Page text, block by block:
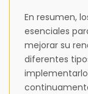
En resumen,
esenciales
mejorar su
diferentes